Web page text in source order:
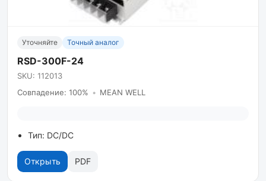
Уточняйте Точный аналог
RSD-300F-24
SKU: 112013
Совпадение: 100% • MEAN WELL
Тип: DC/DC
Открыть PDF